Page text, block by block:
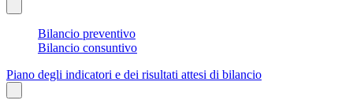
Bilancio preventivo
Bilancio consuntivo
Piano degli indicatori e dei risultati attesi di bilancio